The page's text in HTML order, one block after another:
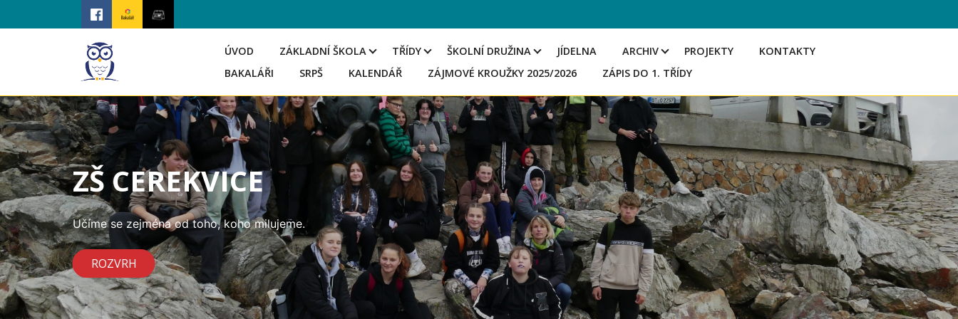
ÚVOD ZÁKLADNÍ ŠKOLA TŘÍDY ŠKOLNÍ DRUŽINA JÍDELNA ARCHIV PROJEKTY
KONTAKTY
BAKALÁŘI
SRPŠ KALENDÁŘ ZÁJMOVÉ KROUŽKY 2025/2026 ZÁPIS DO 1. TŘÍDY
ZŠ CEREKVICE
Učíme se zejména od toho, koho milujeme.
ROZVRH